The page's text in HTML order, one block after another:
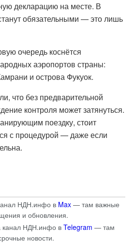
декларацию на месте. В
обязательными — это лишь
очередь коснётся
аэропортов страны:
и острова Фукуок.
что без предварительной
контроля может затянуться.
поездку, стоит
с процедурой — даже если
НДН.инфо в Max — там важные
и обновления.
канал НДН.инфо в Telegram — там
новости.